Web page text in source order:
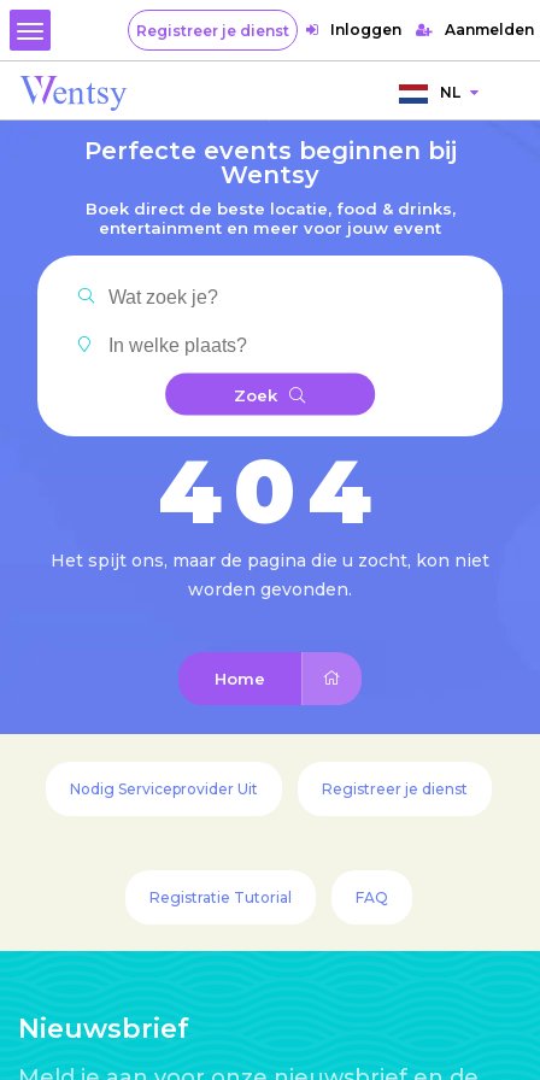
Aanmelden
Inloggen
Registreer je dienst
NL
Perfecte events beginnen bij
Wentsy
Boek direct de beste locatie, food & drinks,
entertainment en meer voor jouw event
Zoek
404
Het spijt ons, maar de pagina die u zocht, kon niet
worden gevonden.
Home
Nodig Serviceprovider Uit Registreer je dienst
Registratie Tutorial FAQ
Nieuwsbrief